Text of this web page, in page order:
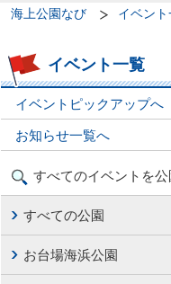
海上公園なび イベント
イベント一覧
イベントピックアップへ
お知らせ一覧へ
すべてのイベントを
すべての公園
お台場海浜公園